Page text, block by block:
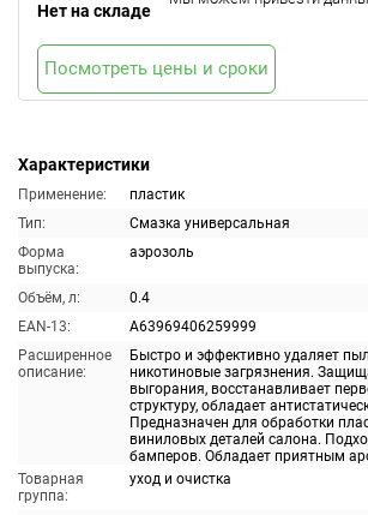
Характеристики
Применение:
пластик
Тип:
Смазка универсальная
Форма
выпуска:
аэрозоль
Объём, л:
0.4
EAN-13:
A63969406259999
Расширенное
описание:
Быстро и эффективно удаляет
никотиновые загрязнения.
выгорания, восстанавливает
структуру, обладает
Предназначен для обработки
виниловых деталей салона.
бамперов. Обладает приятным
Товарная
группа:
уход и очистка
Нет на складе
Посмотреть цены и сроки